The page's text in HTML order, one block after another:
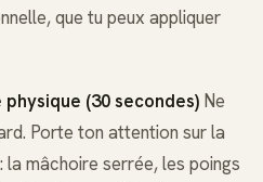
que tu peux appliquer
(30 secondes) Ne
Porte ton attention sur la
mâchoire serrée, les poings